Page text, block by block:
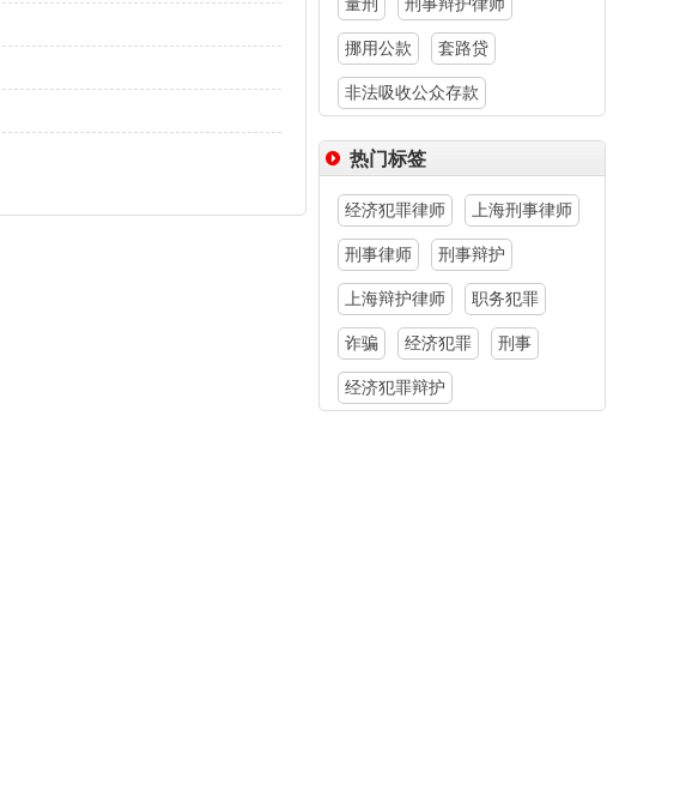
挪用公款 套路贷
非法吸收公众存款
热门标签
经济犯罪律师 上海刑事律师
刑事律师 刑事辩护
上海辩护律师 职务犯罪
诈骗 经济犯罪 刑事
经济犯罪辩护